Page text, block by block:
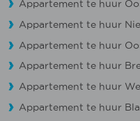
Appartement te huur
Appartement te huur
Appartement te huur
Appartement te huur
Appartement te huur
Appartement te huur